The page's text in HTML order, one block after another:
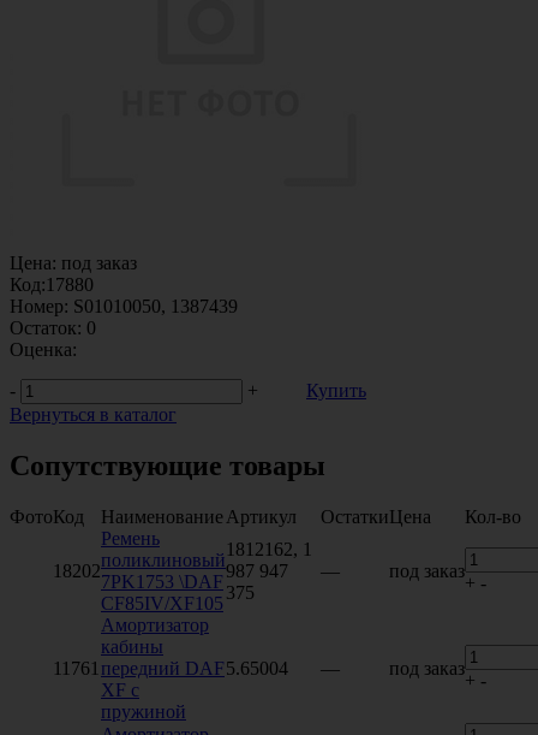
Цена: под заказ
Код:17880
Номер: S01010050, 1387439
Остаток: 0
Оценка:
-
+
Купить
Вернуться в каталог
Сопутствующие товары
ФотоКод Наименование Артикул ОстаткиЦена Кол-во
18202
Ремень
поликлиновый
7PK1753 \DAF
CF85IV/XF105
1812162, 1
987 947
375
— под заказ
+ -
11761
Амортизатор
кабины
передний DAF
XF с
пружиной
5.65004 — под заказ
+ -